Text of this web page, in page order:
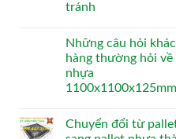
tránh
Những câu hỏi
hàng thường hỏi về
nhựa
1100x1100x125mm
Chuyển đổi từ